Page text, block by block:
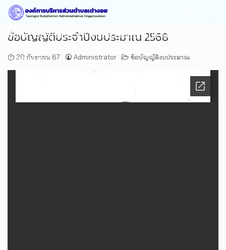
องค์การบริหารส่วนตำบลเต่างอย อ.เต่างอย
จ.สกลนคร
ข้อบัญญัติประจำปีงบประมาณ 2568
20 กันยายน 67 Administrator ข้อบัญญัติงบประมาณ